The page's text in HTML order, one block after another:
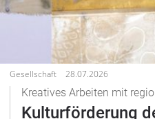
Gesellschaft 28.07.2026
Kreatives Arbeiten mit
Kulturförderung